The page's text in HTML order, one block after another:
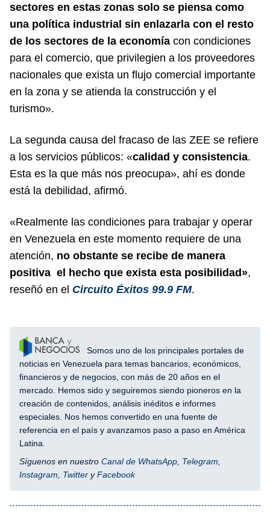
sectores en estas zonas solo se piensa como
una política industrial sin enlazarla con el resto
de los sectores de la economía con condiciones
para el comercio, que privilegien a los proveedores
nacionales que exista un flujo comercial importante
en la zona y se atienda la construcción y el
turismo».
La segunda causa del fracaso de las ZEE se refiere
a los servicios públicos: «calidad y consistencia.
Esta es la que más nos preocupa», ahí es donde
está la debilidad, afirmó.
«Realmente las condiciones para trabajar y operar
en Venezuela en este momento requiere de una
atención, no obstante se recibe de manera
positiva el hecho que exista esta posibilidad»,
reseñó en el Circuito Éxitos 99.9 FM.
Somos uno de los principales portales de
noticias en Venezuela para temas bancarios, económicos,
financieros y de negocios, con más de 20 años en el
mercado. Hemos sido y seguiremos siendo pioneros en la
creación de contenidos, análisis inéditos e informes
especiales. Nos hemos convertido en una fuente de
referencia en el país y avanzamos paso a paso en América
Latina.
Síguenos en nuestro Canal de WhatsApp Telegram
Instagram
Twitter yFacebook